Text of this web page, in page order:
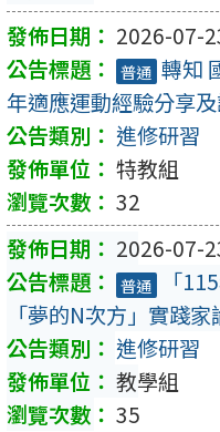
2026-07-
普通 轉知
年適應運動經驗分享
進修研習
特教組
32
2026-07-
普通
「
「夢的N次方」實踐
進修研習
教學組
35